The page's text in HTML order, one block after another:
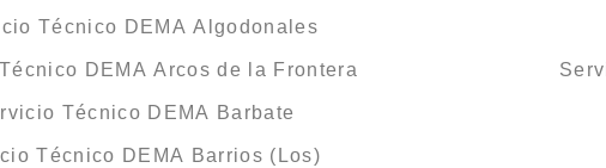
Técnico DEMA Algodonales
DEMA Arcos de la Frontera
Técnico DEMA Barbate
Técnico DEMA Barrios (Los)